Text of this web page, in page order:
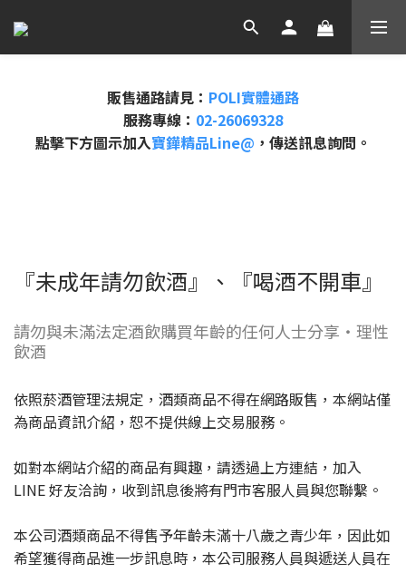
販售通路請見： POLI實體通路
服務專線： 02-26069328
點擊下方圖示加入寶鏵精品Line@ ，傳送訊息詢問。
『未成年請勿飲酒』、『喝酒不開車』
請勿與未滿法定酒飲購買年齡的任何人士分享・理性
飲酒
依照菸酒管理法規定，酒類商品不得在網路販售，本網站僅
為商品資訊介紹，恕不提供線上交易服務。
如對本網站介紹的商品有興趣，請透過上方連結，加入
LINE 好友洽詢，收到訊息後將有門市客服人員與您聯繫。
本公司酒類商品不得售予年齡未滿十八歲之青少年，因此如
希望獲得商品進一步訊息時，本公司服務人員與遞送人員在